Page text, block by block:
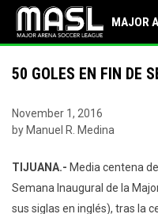
MAJOR
50 GOLES EN FIN DE
November 1, 2016
by Manuel R. Medina
TIJUANA.- Media centena
Semana Inaugural de la
sus siglas en inglés), tras la